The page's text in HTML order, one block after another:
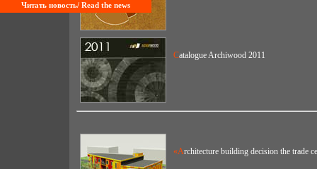
Читать новость/ Read the news
Catalogue Archiwood 2011
«Architecture building decision the